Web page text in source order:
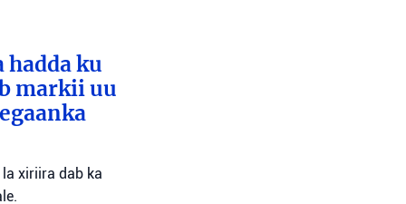
hadda ku
markii uu
xiriira dab ka